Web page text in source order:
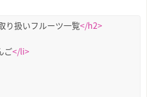
り扱いフルーツ一覧</h2>
ご</li>